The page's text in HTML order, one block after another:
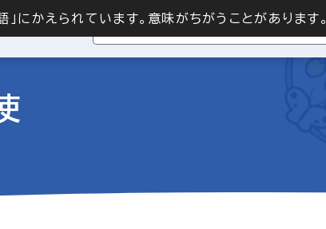
」にかえられています。意味がちがうことがあります。